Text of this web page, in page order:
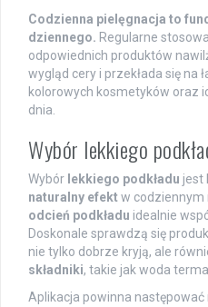
Codzienna pielęgnacja to
dziennego. Regularne
odpowiednich produktów
wygląd cery i przekłada się na
kolorowych kosmetyków oraz
dnia.
Wybór lekkiego
Wybór lekkiego podkładu jest
naturalny efektw codziennym
odcień podkładu idealnie
Doskonale sprawdzą się
nie tylko dobrze kryją, ale
składniki, takie jak woda
Aplikacja powinna